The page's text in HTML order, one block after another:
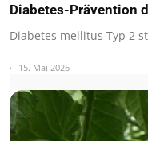
Diabetes-Prävention
Diabetes mellitus Typ 2
15. Mai 2026